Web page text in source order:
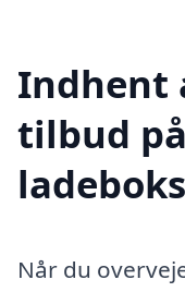
Indhent
tilbud
Når du